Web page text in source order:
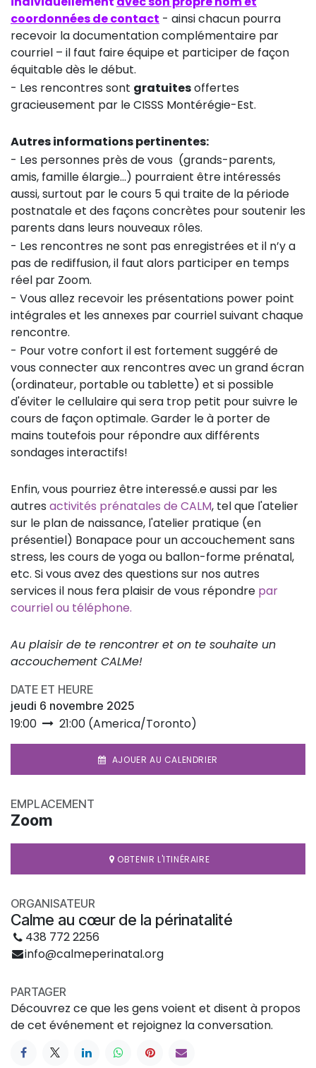
coordonnées de contact - ainsi chacun pourra
recevoir la documentation complémentaire par
courriel – il faut faire équipe et participer de façon
équitable dès le début.
- Les rencontres sont gratuitesoffertes
gracieusement par le CISSS Montérégie-Est.
Autres informations pertinentes:
- Les personnes près de vous (grands-parents,
amis, famille élargie...) pourraient être intéressés
aussi, surtout par le cours 5 qui traite de la période
postnatale et des façons concrètes pour soutenir les
parents dans leurs nouveaux rôles.
- Les rencontres ne sont pas enregistrées et il n’y a
pas de rediffusion, il faut alors participer en temps
réel par Zoom.
- Vous allez recevoir les présentations power point
intégrales et les annexes par courriel suivant chaque
rencontre.
- Pour votre confort il est fortement suggéré de
vous connecter aux rencontres avec un grand écran
(ordinateur, portable ou tablette) et si possible
d'éviter le cellulaire qui sera trop petit pour suivre le
cours de façon optimale. Garder le à porter de
mains toutefois pour répondre aux différents
sondages interactifs!
Enfin, vous pourriez être interessé.e aussi par les
autres activités prénatales de CALM, tel que l'atelier
sur le plan de naissance, l'atelier pratique (en
présentiel) Bonapace pour un accouchement sans
stress, les cours de yoga ou ballon-forme prénatal,
etc. Si vous avez des questions sur nos autres
services il nous fera plaisir de vous répondre par
courriel ou téléphone.
Au plaisir de te rencontrer et on te souhaite un
accouchement CALMe!
DATE ET HEURE
jeudi 6 novembre 2025
19:00 21:00 (America/Toronto)
AJOUER AU CALENDRIER
EMPLACEMENT
Zoom
OBTENIR L'ITINÉRAIRE
ORGANISATEUR
Calme au cœur de la périnatalité
438 772 2256
info@calmeperinatal.org
PARTAGER
Découvrez ce que les gens voient et disent à propos
de cet événement et rejoignez la conversation.